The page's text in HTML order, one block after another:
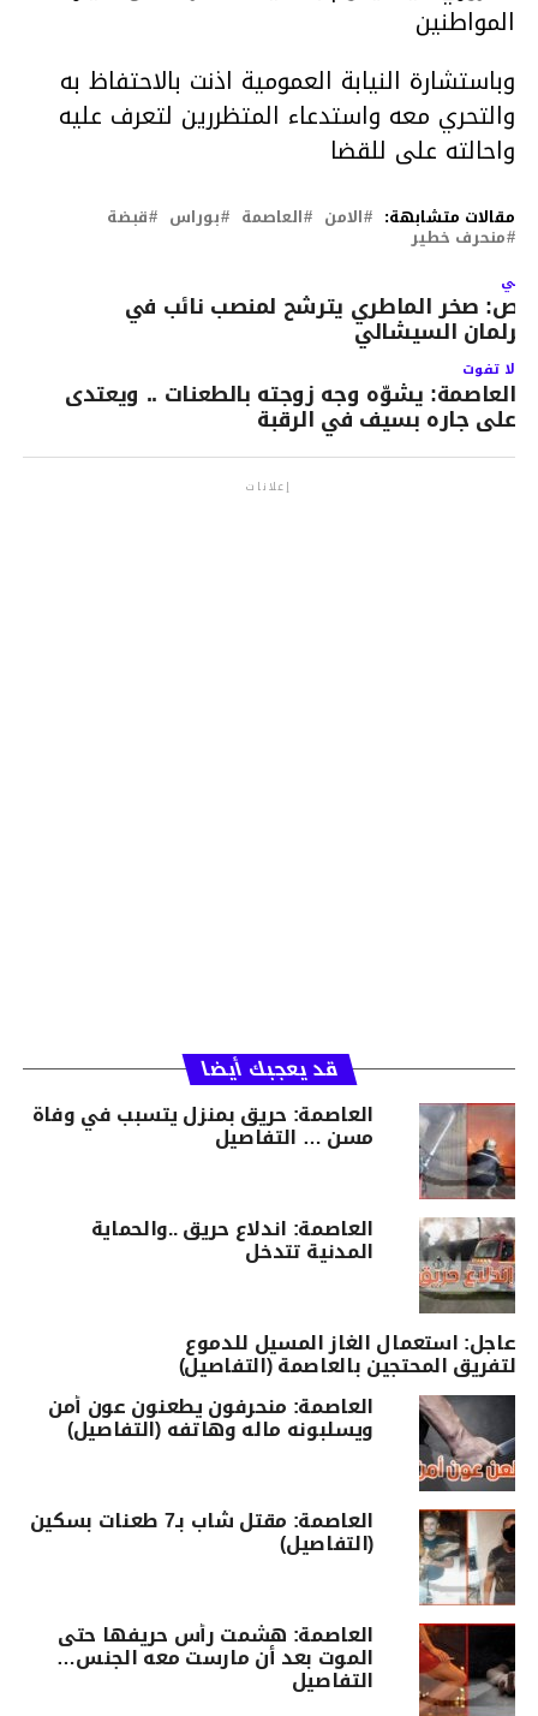
المواطنين
وباستشارة النيابة العمومية اذنت بالاحتفاظ به
والتحري معه واستدعاء المتظررين لتعرف عليه
واحالته على للقضا
مقالات متشابهة: الامن العاصمة بوراس قبضة
منحرف خطير
صخر الماطري يترشح لمنصب نائب في
السيشالي
لا تفوت
العاصمة: يشوّه وجه زوجته بالطعنات .. ويعتدى
على جاره بسيف في الرقبة
إعلانات
قد يعجبك أيضا
العاصمة: حريق بمنزل يتسبب في وفاة
مسن … التفاصيل
العاصمة: اندلاع حريق ..والحماية
المدنية تتدخل
عاجل: استعمال الغاز المسيل للدموع
لتفريق المحتجين بالعاصمة (التفاصيل)
العاصمة: منحرفون يطعنون عون أمن
ويسلبونه ماله وهاتفه (التفاصيل)
العاصمة: مقتل شاب بـ7 طعنات بسكين
(التفاصيل)
العاصمة: هشمت رأس حريفها حتى
الموت بعد أن مارست معه الجنس…
التفاصيل